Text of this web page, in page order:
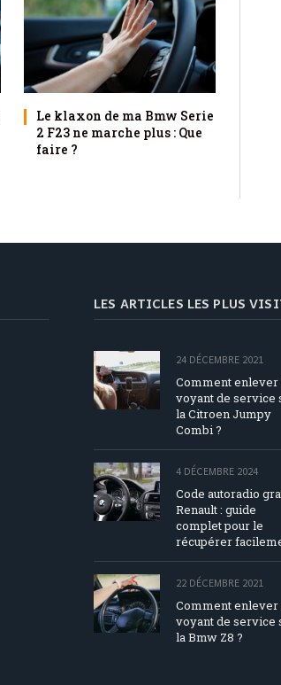
Le klaxon de ma Bmw Serie
2 F23 ne marche plus : Que
faire ?
LES ARTICLES LES PLUS
24 DÉCEMBRE 2021
Comment enlever
voyant de service
la Citroen Jumpy
Combi ?
4 DÉCEMBRE 2024
Code autoradio
Renault : guide
complet pour le
récupérer
22 DÉCEMBRE 2021
Comment enlever
voyant de service
la Bmw Z8 ?